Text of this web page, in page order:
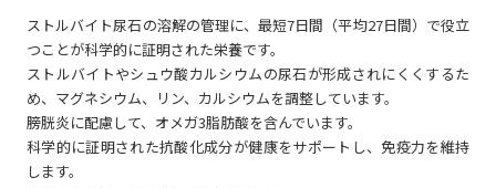
ストルバイト尿石の溶解の管理に、最短7日間（平均27日間）で役立
つことが科学的に証明された栄養です。
ストルバイトやシュウ酸カルシウムの尿石が形成されにくくするた
め、マグネシウム、リン、カルシウムを調整しています。
膀胱炎に配慮して、オメガ3脂肪酸を含んでいます。
科学的に証明された抗酸化成分が健康をサポートし、免疫力を維持
します。